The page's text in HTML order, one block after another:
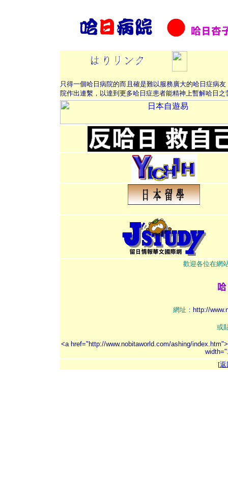
只得一個哈日病院的而且確是難以服務廣大的哈日症病
院作出連繫，以達到更多哈日症患者能精神上暫解哈日之
歡迎各位在網
網址： http://
或
<a href="http://www.nobitaworld.com/ashing/
[返